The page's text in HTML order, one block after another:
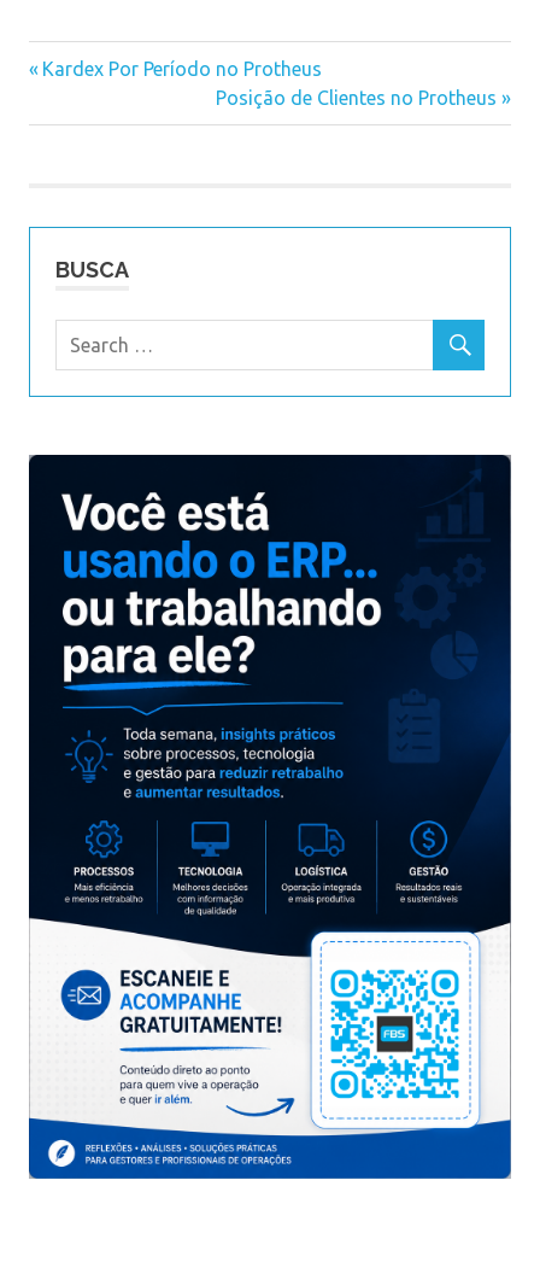
faturamento
Previous
Kardex Por Período no Protheus
Next
Post:
Posição de Clientes no Protheus
BUSCA